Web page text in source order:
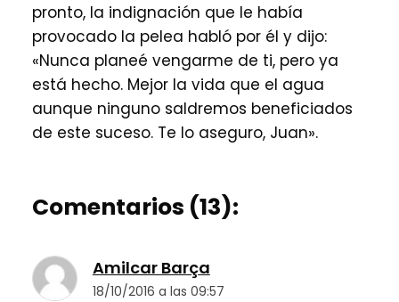
pronto, la indignación que le había
provocado la pelea habló por él y dijo:
«Nunca planeé vengarme de ti, pero ya
está hecho. Mejor la vida que el agua
aunque ninguno saldremos beneficiados
de este suceso. Te lo aseguro, Juan».
Comentarios (13):
Amilcar Barça
18/10/2016 a las 09:57